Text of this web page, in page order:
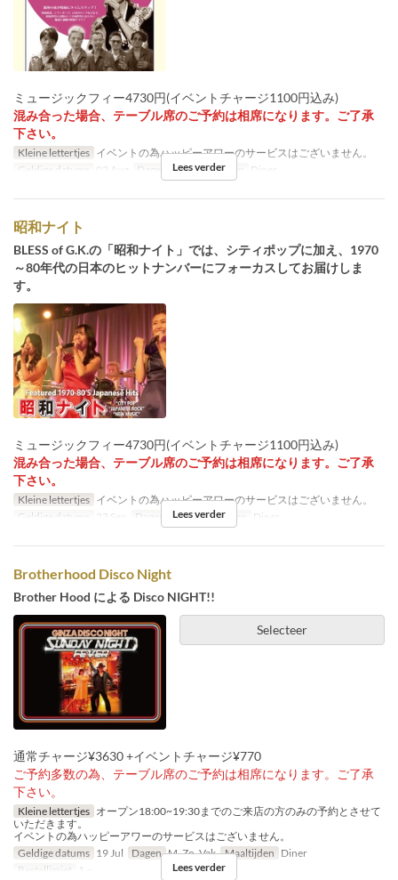
ミュージックフィー4730円(イベントチャージ1100円込み)
混み合った場合、テーブル席のご予約は相席になります。ご了承
下さい。
Kleine lettertjes イベントの為ハッピーアワーのサービスはございません。
Geldige datums
02 Aug Dagen Zo Maaltijden Diner
Lees verder
昭和ナイト
BLESS of G.K.の「昭和ナイト」では、シティポップに加え、1970
～80年代の日本のヒットナンバーにフォーカスしてお届けしま
す。
ミュージックフィー4730円(イベントチャージ1100円込み)
混み合った場合、テーブル席のご予約は相席になります。ご了承
下さい。
Kleine lettertjes イベントの為ハッピーアワーのサービスはございません。
Geldige datums
23 Sep Dagen Vak Maaltijden Diner
Lees verder
Brotherhood Disco Night
Brother Hood による Disco NIGHT!!
Selecteer
通常チャージ¥3630 +イベントチャージ¥770
ご予約多数の為、テーブル席のご予約は相席になります。ご了承
下さい。
Kleine lettertjes オープン18:00~19:30までのご来店の方のみの予約とさせて
いただきます。
イベントの為ハッピーアワーのサービスはございません。
Geldige datums 19 Jul Dagen M, Zo, Vak Maaltijden Diner
Bestellimiet
1 ~ Lees verder